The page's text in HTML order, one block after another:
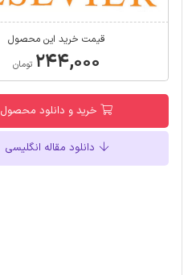
قیمت خرید این محصول
۲۴۴,۰۰۰ تومان
خرید و دانلود محصول
دانلود مقاله انگلیسی